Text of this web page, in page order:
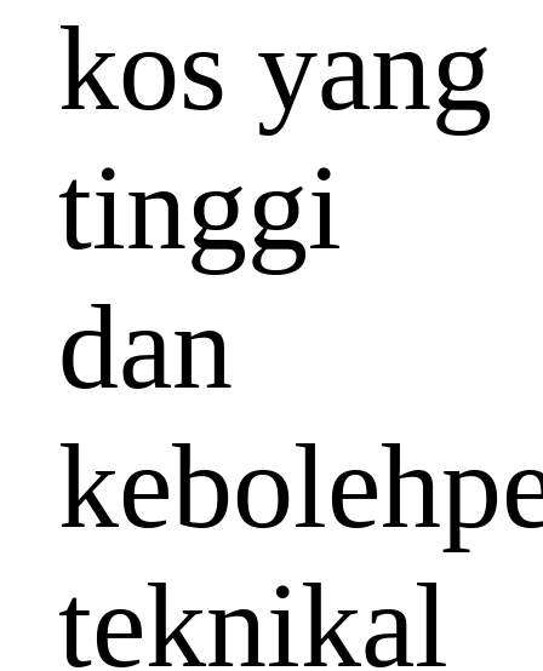
kos yang
tinggi
dan
teknikal